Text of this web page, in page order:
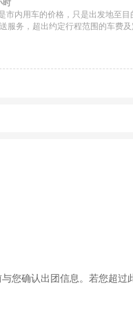
时
市内用车的价格，只是出发地至
服务，超出约定行程范围的车费
您确认出团信息。若您超